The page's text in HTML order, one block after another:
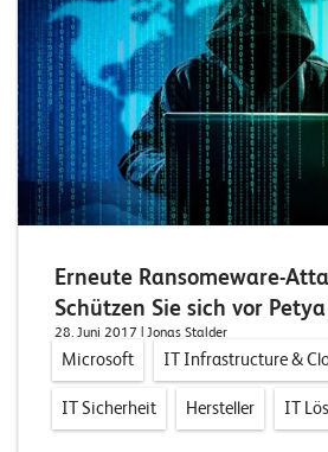
Erneute Ransomeware-
Schützen Sie sich vor Petya
28. Juni 2017 | Jonas Stalder
Microsoft IT Infrastructure &
IT Sicherheit Hersteller IT